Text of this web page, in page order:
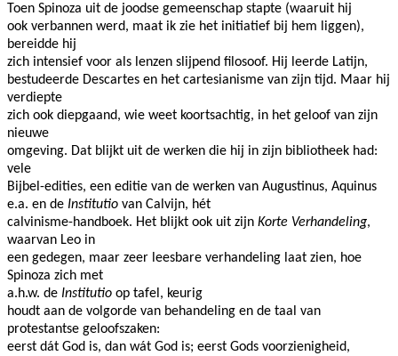
Toen Spinoza uit de joodse gemeenschap stapte (waaruit hij
ook verbannen werd, maat ik zie het initiatief bij hem liggen),
bereidde hij
zich intensief voor als lenzen slijpend filosoof. Hij leerde Latijn,
bestudeerde Descartes en het cartesianisme van zijn tijd. Maar hij
verdiepte
zich ook diepgaand, wie weet koortsachtig, in het geloof van zijn
nieuwe
omgeving. Dat blijkt uit de werken die hij in zijn bibliotheek had:
vele
Bijbel-edities, een editie van de werken van Augustinus, Aquinus
e.a. en de Institutio van Calvijn, hét
calvinisme-handboek. Het blijkt ook uit zijn Korte Verhandeling,
waarvan Leo in
een gedegen, maar zeer leesbare verhandeling laat zien, hoe
Spinoza zich met
a.h.w. de Institutio op tafel, keurig
houdt aan de volgorde van behandeling en de taal van
protestantse geloofszaken:
eerst dát God is, dan wát God is; eerst Gods voorzienigheid,